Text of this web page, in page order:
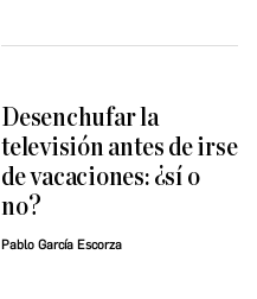
Desenchufar la
televisión antes de irse
de vacaciones: ¿sí o
no?
Pablo García Escorza